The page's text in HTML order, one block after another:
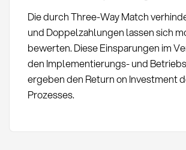
Die durch Three-Way Match
und Doppelzahlungen lassen sich
bewerten. Diese Einsparungen im
den Implementierungs- und
ergeben den Return on Investment
Prozesses.